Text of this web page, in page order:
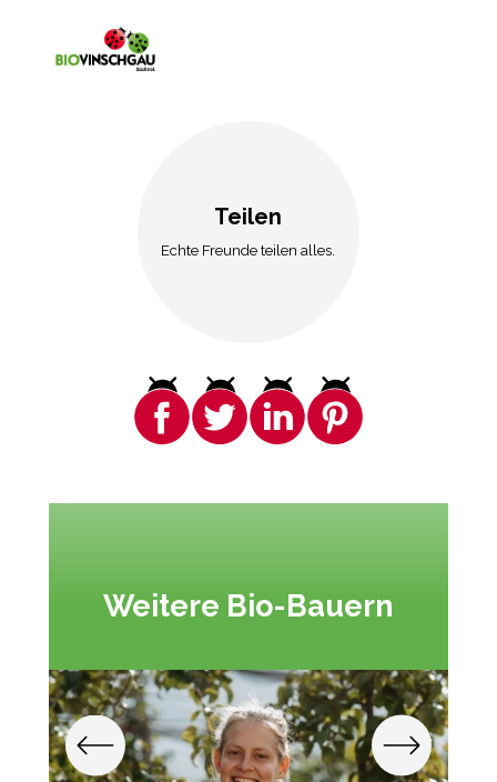
Teilen
Echte Freunde teilen alles.
Weitere Bio-Bauern